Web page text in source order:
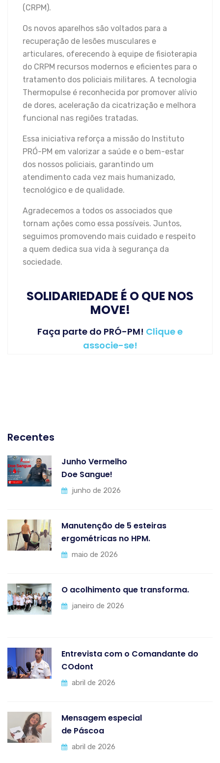
(CRPM).
Os novos aparelhos são voltados para a
recuperação de lesões musculares e
articulares, oferecendo à equipe de fisioterapia
do CRPM recursos modernos e eficientes para o
tratamento dos policiais militares. A tecnologia
Thermopulse é reconhecida por promover alívio
de dores, aceleração da cicatrização e melhora
funcional nas regiões tratadas.
Essa iniciativa reforça a missão do Instituto
PRÓ-PM em valorizar a saúde e o bem-estar
dos nossos policiais, garantindo um
atendimento cada vez mais humanizado,
tecnológico e de qualidade.
Agradecemos a todos os associados que
tornam ações como essa possíveis. Juntos,
seguimos promovendo mais cuidado e respeito
a quem dedica sua vida à segurança da
sociedade.
SOLIDARIEDADE É O QUE NOS
MOVE!
Faça parte do PRÓ-PM! Clique e
associe-se!
Recentes
Junho Vermelho
Doe Sangue!
junho de 2026
Manutenção de 5 esteiras
ergométricas no HPM.
maio de 2026
O acolhimento que transforma.
janeiro de 2026
Entrevista com o Comandante do
COdont
abril de 2026
Mensagem especial
de Páscoa
abril de 2026